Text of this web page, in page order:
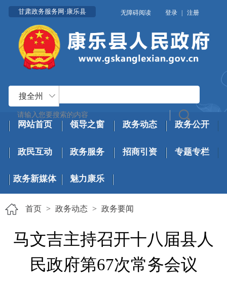
甘肃政务服务网·康乐县 无障碍阅读 登录 | 注册
搜全州
网站首页 领导之窗 政务动态 政务公开
政民互动 政务服务 招商引资 专题专栏
政务新媒体 魅力康乐
首页 > 政务动态 > 政务要闻
马文吉主持召开十八届县人
民政府第67次常务会议